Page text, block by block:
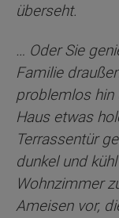
überseht.
… Oder Sie
Familie
problemlos hin
Haus etwas
Terrassentür
dunkel und
Wohnzimmer
Ameisen vor,